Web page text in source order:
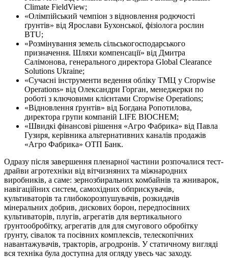
Climate FieldView;
«Олімпійський чемпіон з відновлення родючості
ґрунтів» від Ярослави Бухонської, фізіолога рослин
BTU;
«Розмінування земель сільськогосподарського
призначення. Шляхи компенсації» від Дмитра
Салімонова, генерального директора Global Clearance
Solutions Ukraine;
«Сучасні інструменти ведення обліку ТМЦ у Cropwise
Operations» від Олександри Горган, менеджерки по
роботі з ключовими клієнтами Cropwise Operations;
«Відновлення ґрунтів» від Богдана Ропотилова,
директора групи компаній LIFE BIOCHEM;
«Швидкі фінансові рішення «Агро Фабрика» від Павла
Гузиря, керівника альтернативних каналів продажів
«Агро Фабрика» ОТП Банк.
Одразу після завершення пленарної частини розпочалися тест-
драйви агротехніки від вітчизняних та міжнародних
виробників, а саме: зернозбиральних комбайнів та жниварок,
навігаційних систем, самохідних обприскувачів,
культиваторів та глибокорозпушувачів, розкидачів
мінеральних добрив, дискових борон, передпосівних
культиваторів, плугів, агрегатів для вертикального
ґрунтообробітку, агрегатів для для смугового обробітку
ґрунту, сівалок та посівних комплексів, телескопічних
навантажувачів, тракторів, агродронів. У статичному вигляді
вся техніка була доступна для огляду увесь час заходу.